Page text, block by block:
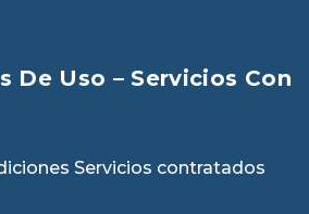
De Uso – Servicios Con
Servicios contratados